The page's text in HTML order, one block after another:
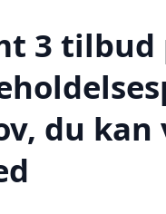
3 tilbud
du